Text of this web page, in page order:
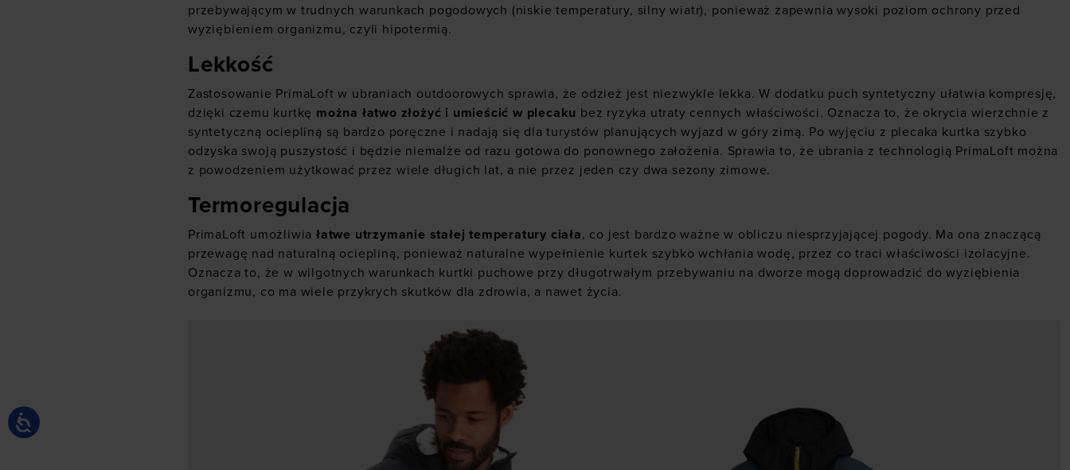
przebywającym w trudnych warunkach pogodowych (niskie temperatury, silny wiatr), ponieważ zapewnia wysoki poziom ochrony przed
wyziębieniem organizmu, czyli hipotermią.
Lekkość
Zastosowanie PrimaLoft w ubraniach outdoorowych sprawia, że odzież jest niezwykle lekka. W dodatku puch syntetyczny ułatwia kompresję,
dzięki czemu kurtkę można łatwo złożyć i umieścić w plecaku bez ryzyka utraty cennych właściwości. Oznacza to, że okrycia wierzchnie z
syntetyczną ociepliną są bardzo poręczne i nadają się dla turystów planujących wyjazd w góry zimą. Po wyjęciu z plecaka kurtka szybko
odzyska swoją puszystość i będzie niemalże od razu gotowa do ponownego założenia. Sprawia to, że ubrania z technologią PrimaLoft można
z powodzeniem użytkować przez wiele długich lat, a nie przez jeden czy dwa sezony zimowe.
Termoregulacja
PrimaLoft umożliwia łatwe utrzymanie stałej temperatury ciała, co jest bardzo ważne w obliczu niesprzyjającej pogody. Ma ona znaczącą
przewagę nad naturalną ociepliną, ponieważ naturalne wypełnienie kurtek szybko wchłania wodę, przez co traci właściwości izolacyjne.
Oznacza to, że w wilgotnych warunkach kurtki puchowe przy długotrwałym przebywaniu na dworze mogą doprowadzić do wyziębienia
organizmu, co ma wiele przykrych skutków dla zdrowia, a nawet życia.